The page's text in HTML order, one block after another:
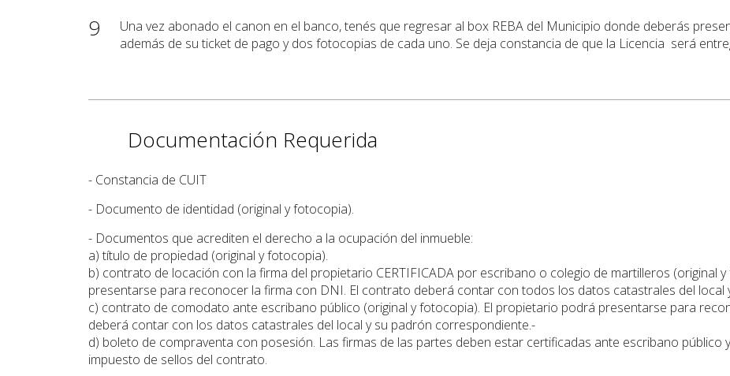
9
Una vez abonado el canon en el banco, tenés que regresar al box REBA del Municipio donde deberás
además de su ticket de pago y dos fotocopias de cada uno. Se deja constancia de que la Licencia será
Documentación Requerida
- Constancia de CUIT
- Documento de identidad (original y fotocopia).
- Documentos que acrediten el derecho a la ocupación del inmueble:
a) título de propiedad (original y fotocopia).
b) contrato de locación con la firma del propietario CERTIFICADA por escribano o colegio de martilleros (original
presentarse para reconocer la firma con DNI. El contrato deberá contar con todos los datos catastrales del local
c) contrato de comodato ante escribano público (original y fotocopia). El propietario podrá presentarse para
deberá contar con los datos catastrales del local y su padrón correspondiente.-
d) boleto de compraventa con posesión. Las firmas de las partes deben estar certificadas ante escribano público
impuesto de sellos del contrato.